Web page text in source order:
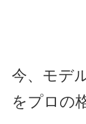
今、モデ
をプロの